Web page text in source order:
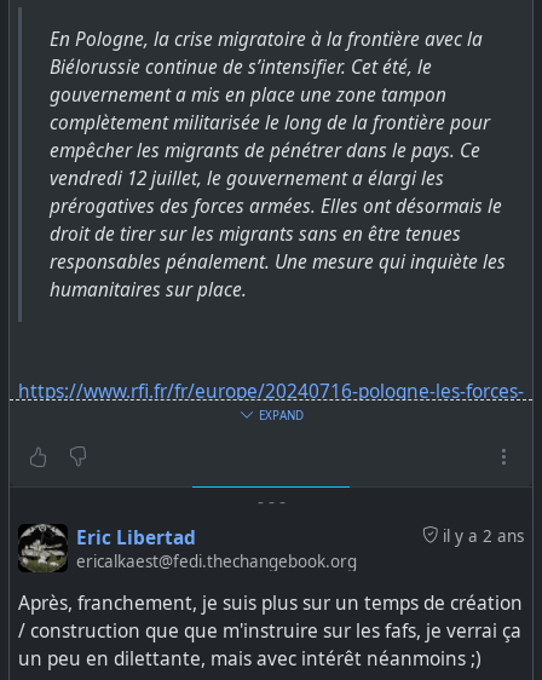
En Pologne, la crise migratoire à la frontière avec la
Biélorussie continue de s’intensifier. Cet été, le
gouvernement a mis en place une zone tampon
complètement militarisée le long de la frontière pour
empêcher les migrants de pénétrer dans le pays. Ce
vendredi 12 juillet, le gouvernement a élargi les
prérogatives des forces armées. Elles ont désormais le
droit de tirer sur les migrants sans en être tenues
responsables pénalement. Une mesure qui inquiète les
humanitaires sur place.
https://www.rfi.fr/fr/europe/20240716-pologne-les-forces-
arm%C3%A9es-peuvent-tirer-sur-des-migrants-sans-
responsabilit%C3%A9-p%C3%A9nale
noborder#
EXPAND
- - -
il y a 2 ans
Eric Libertad
ericalkaest@fedi.thechangebook.org
Après, franchement, je suis plus sur un temps de création
/ construction que que m'instruire sur les fafs, je verrai ça
un peu en dilettante, mais avec intérêt néanmoins ;)